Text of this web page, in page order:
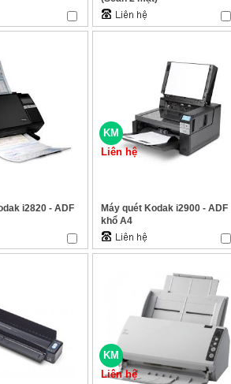
i2820 - ADF
KM
Liên hệ
Máy quét Kodak i2900 - ADF
khổ A4
KM
Liên hệ